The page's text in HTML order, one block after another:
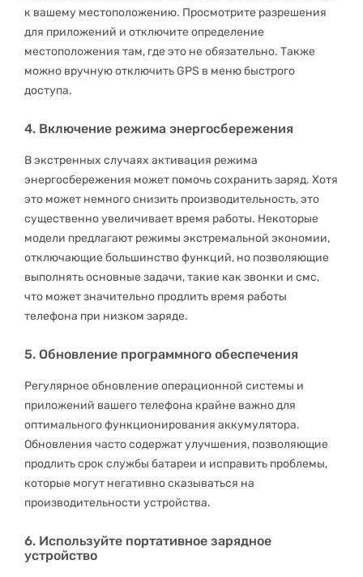
к вашему местоположению. Просмотрите разрешения
для приложений и отключите определение
местоположения там, где это не обязательно. Также
можно вручную отключить GPS в меню быстрого
доступа.
4. Включение режима энергосбережения
В экстренных случаях активация режима
энергосбережения может помочь сохранить заряд. Хотя
это может немного снизить производительность, это
существенно увеличивает время работы. Некоторые
модели предлагают режимы экстремальной экономии,
отключающие большинство функций, но позволяющие
выполнять основные задачи, такие как звонки и смс,
что может значительно продлить время работы
телефона при низком заряде.
5. Обновление программного обеспечения
Регулярное обновление операционной системы и
приложений вашего телефона крайне важно для
оптимального функционирования аккумулятора.
Обновления часто содержат улучшения, позволяющие
продлить срок службы батареи и исправить проблемы,
которые могут негативно сказываться на
производительности устройства.
6. Используйте портативное зарядное
устройство